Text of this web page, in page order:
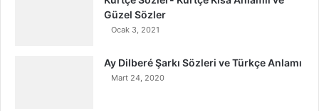
Güzel Sözler
Ocak 3, 2021
Ay Dilberé Şarkı Sözleri ve Türkçe Anlamı
Mart 24, 2020